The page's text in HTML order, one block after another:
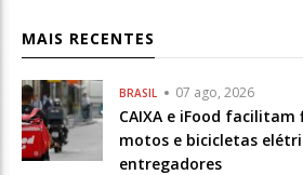
MAIS RECENTES
BRASIL 07 ago, 2026
CAIXA e iFood
motos e bicicletas
entregadores